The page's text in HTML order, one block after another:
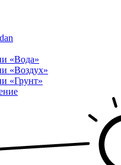
«Вода»
«Воздух»
«Грунт»